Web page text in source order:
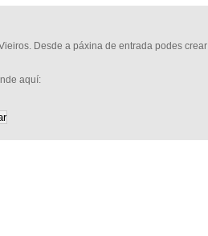
Desde a páxina de entrada podes crear
aquí: